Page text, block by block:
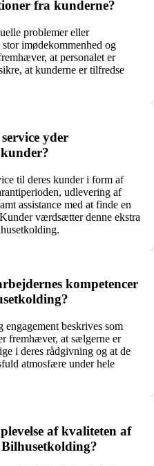
fra kunderne?
problemer eller
imødekommenhed og
at personalet er
at kunderne er tilfredse
yder
til deres kunder i form af
udlevering af
assistance med at finde en
værdsætter denne ekstra
kompetencer
engagement beskrives som
fremhæver, at sælgerne er
i deres rådgivning og at de
atmosfære under hele
af kvaliteten af